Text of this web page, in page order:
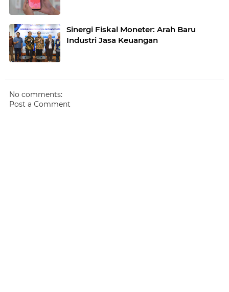
Sinergi Fiskal Moneter: Arah Baru
Industri Jasa Keuangan
No comments:
Post a Comment